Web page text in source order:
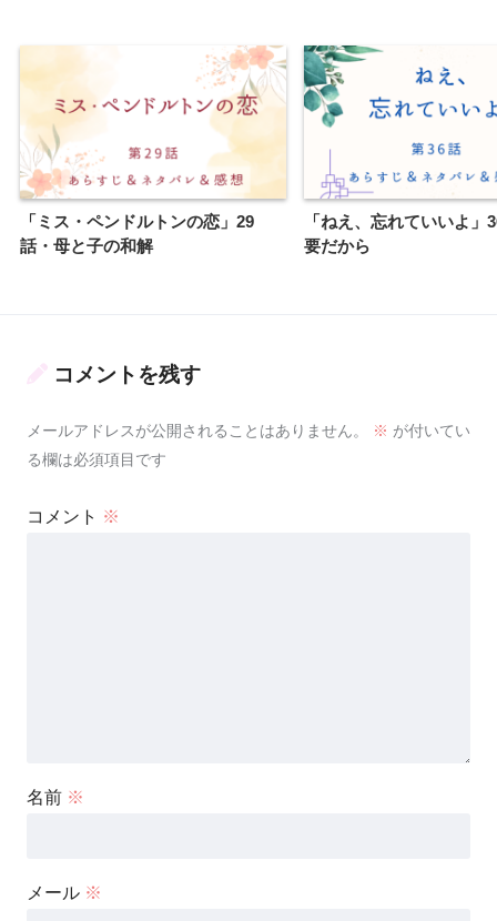
「ミス・ペンドルトンの恋」29
話・母と子の和解
「ねえ、忘れていいよ」
要だから
コメントを残す
メールアドレスが公開されることはありません。 ※ が付いてい
る欄は必須項目です
コメント ※
名前 ※
メール ※